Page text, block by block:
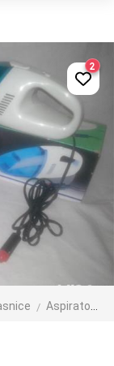
Aspiratoare
2